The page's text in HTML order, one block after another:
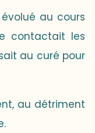
au cours
contactait les
au curé pour
au détriment